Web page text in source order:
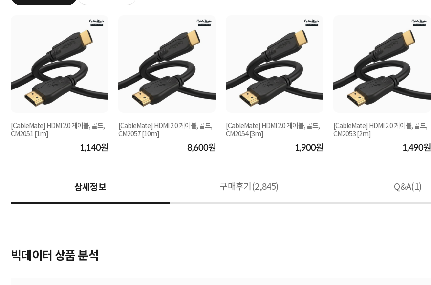
[CableMate] HDMI 2.0 케이블, 골드,
CM2051 [1m]
1,140원
[CableMate] HDMI 2.0 케이블, 골드,
CM2057 [10m]
8,600원
[CableMate] HDMI 2.0 케이블, 골드,
CM2054 [3m]
1,900원
[CableMate] HDMI 2.0 케이블, 골드,
CM2053 [2m]
1,490원
상세정보 구매후기(2,845) Q&A(1)
빅데이터 상품 분석